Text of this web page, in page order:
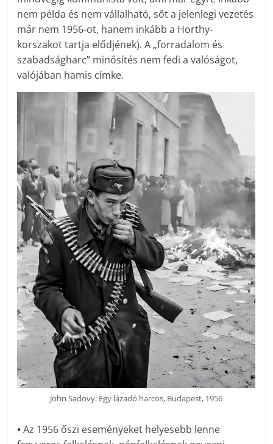
nem példa és nem vállalható, sőt a jelenlegi vezetés
már nem 1956-ot, hanem inkább a Horthy-
korszakot tartja elődjének). A „forradalom és
szabadságharc” minősítés nem fedi a valóságot,
valójában hamis címke.
John Sadovy: Egy lázadó harcos, Budapest, 1956
•Az 1956 őszi eseményeket helyesebb lenne